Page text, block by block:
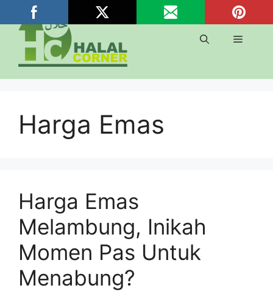
Langsung
ke
Menu
Harga Emas
Harga Emas
Melambung, Inikah
Momen Pas Untuk
Menabung?